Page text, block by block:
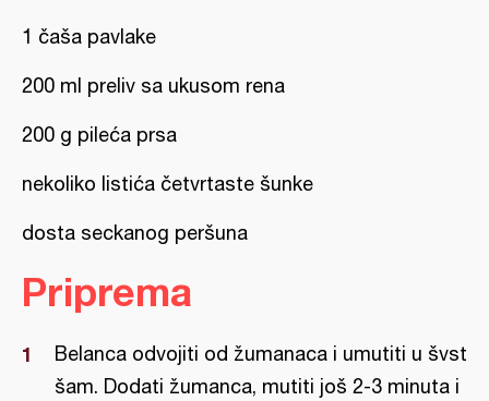
1 čaša pavlake
200 ml preliv sa ukusom rena
200 g pileća prsa
nekoliko listića četvrtaste šunke
dosta seckanog peršuna
Priprema
Belanca odvojiti od žumanaca i umutiti u švst
šam. Dodati žumanca, mutiti još 2-3 minuta i